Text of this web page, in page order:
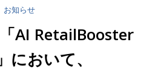
お知らせ
AI RetailBooster
において、